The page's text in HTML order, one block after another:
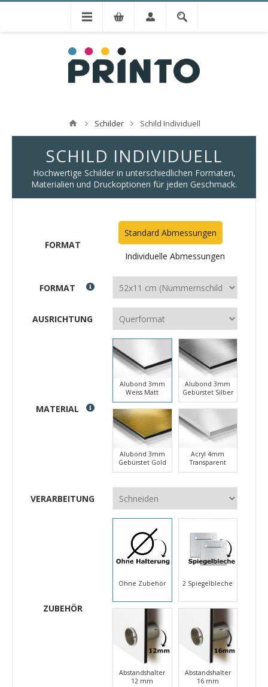
Schilder Schild Individuell
SCHILD INDIVIDUELL
Hochwertige Schilder in unterschiedlichen Formaten,
Materialien und Druckoptionen für jeden Geschmack.
FORMAT
Standard Abmessungen
Individuelle Abmessungen
FORMAT
AUSRICHTUNG
MATERIAL
Alubond 3mm
Weiss Matt
Alubond 3mm
Gebürstet Silber
Alubond 3mm
Gebürstet Gold
Acryl 4mm
Transparent
VERARBEITUNG
ZUBEHÖR
Ohne Zubehör 2 Spiegelbleche
Abstandshalter
12 mm
Abstandshalter
16 mm